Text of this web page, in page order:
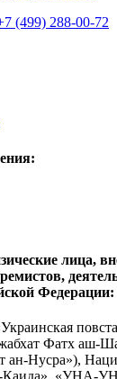
(499) 288-00-72
лица,
Федерации:
Фатх аш-
ан-Нусра»),